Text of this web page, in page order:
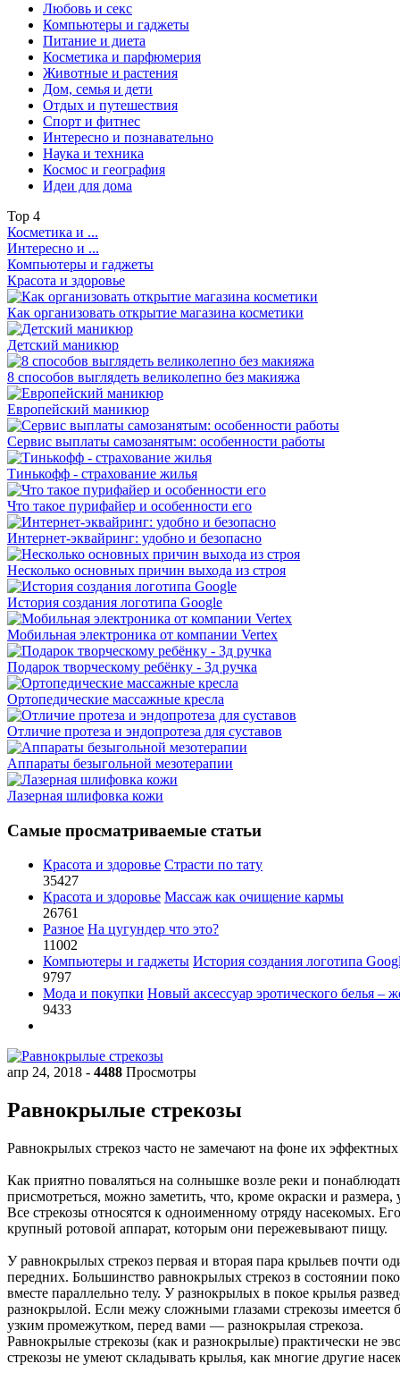
Любовь и секс
Компьютеры и гаджеты
Питание и диета
Косметика и парфюмерия
Животные и растения
Дом, семья и дети
Отдых и путешествия
Спорт и фитнес
Интересно и познавательно
Наука и техника
Космос и география
Идеи для дома
Top 4
Косметика и ...
Интересно и ...
Компьютеры и гаджеты
Красота и здоровье
Как организовать открытие магазина косметики
Детский маникюр
8 способов выглядеть великолепно без макияжа
Европейский маникюр
Сервис выплаты самозанятым: особенности работы
Тинькофф - страхование жилья
Что такое пурифайер и особенности его
Интернет-эквайринг: удобно и безопасно
Несколько основных причин выхода из строя
История создания логотипа Google
Мобильная электроника от компании Vertex
Подарок творческому ребёнку - 3д ручка
Ортопедические массажные кресла
Отличие протеза и эндопротеза для суставов
Аппараты безыгольной мезотерапии
Лазерная шлифовка кожи
Самые просматриваемые статьи
Красота и здоровье Страсти по тату
35427
Красота и здоровье Массаж как очищение кармы
26761
Разное На цугундер что это?
11002
Компьютеры и гаджеты История создания логотипа
9797
Мода и покупки Новый аксессуар эротического белья –
9433
апр 24, 2018 - 4488 Просмотры
Равнокрылые стрекозы
Равнокрылых стрекоз часто не замечают на фоне их
Как приятно поваляться на солнышке возле реки и
присмотреться, можно заметить, что, кроме окраски и размера,
Все стрекозы относятся к одноименному отряду насекомых.
крупный ротовой аппарат, которым они пережевывают пищу.
У равнокрылых стрекоз первая и вторая пара крыльев почти
передних. Большинство равнокрылых стрекоз в состоянии
вместе параллельно телу. У разнокрылых в покое крылья
разнокрылой. Если межу сложными глазами стрекозы имеется
узким промежутком, перед вами — разнокрылая стрекоза.
Равнокрылые стрекозы (как и разнокрылые) практически не
стрекозы не умеют складывать крылья, как многие другие